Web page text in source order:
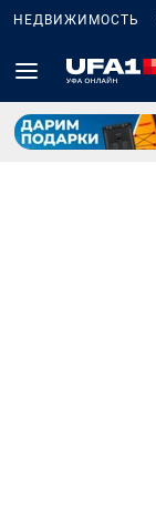
НЕДВИЖИМОСТЬ